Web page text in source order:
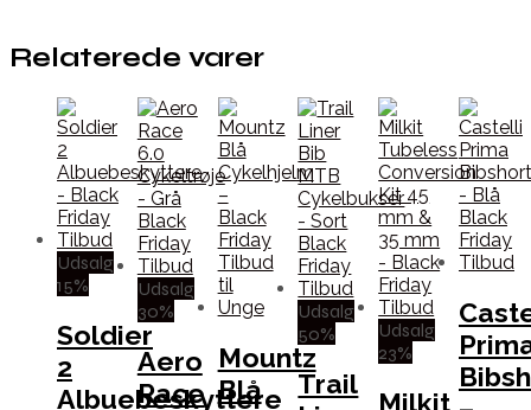
Relaterede varer
Udsalg
15%
Soldier
2
Albuebeskyttere
Udsalg
30%
Aero
Race
Mountz
Blå
Udsalg
50%
Trail
Udsalg
23%
Milkit